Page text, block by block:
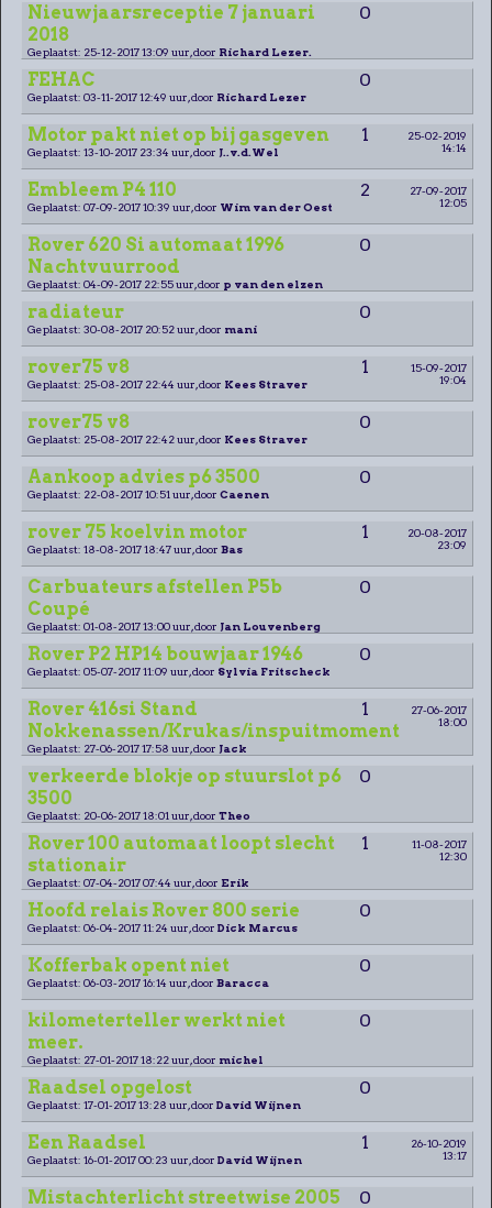
Nieuwjaarsreceptie 7 januari
2018
0
Geplaatst: 25-12-2017 13:09 uur, door Richard Lezer.
FEHAC 0
Geplaatst: 03-11-2017 12:49 uur, door Richard Lezer
Motor pakt niet op bij gasgeven 1
25-02-2019
14:14
Geplaatst: 13-10-2017 23:34 uur, door J..v.d.Wel
Embleem P4 110 2
27-09-2017
12:05
Geplaatst: 07-09-2017 10:39 uur, door Wim van der Oest
Rover 620 Si automaat 1996
Nachtvuurrood
0
Geplaatst: 04-09-2017 22:55 uur, door p van den elzen
radiateur 0
Geplaatst: 30-08-2017 20:52 uur, door mani
rover75 v8 1
15-09-2017
19:04
Geplaatst: 25-08-2017 22:44 uur, door Kees Straver
rover75 v8 0
Geplaatst: 25-08-2017 22:42 uur, door Kees Straver
Aankoop advies p6 3500 0
Geplaatst: 22-08-2017 10:51 uur, door Caenen
rover 75 koelvin motor 1
20-08-2017
23:09
Geplaatst: 18-08-2017 18:47 uur, door Bas
Carbuateurs afstellen P5b
Coupé
0
Geplaatst: 01-08-2017 13:00 uur, door Jan Louvenberg
Rover P2 HP14 bouwjaar 1946 0
Geplaatst: 05-07-2017 11:09 uur, door Sylvia Fritscheck
Rover 416si Stand
Nokkenassen/Krukas/inspuitmoment
1
27-06-2017
18:00
Geplaatst: 27-06-2017 17:58 uur, door Jack
verkeerde blokje op stuurslot p6
3500
0
Geplaatst: 20-06-2017 18:01 uur, door Theo
Rover 100 automaat loopt slecht
stationair
1
11-08-2017
12:30
Geplaatst: 07-04-2017 07:44 uur, door Erik
Hoofd relais Rover 800 serie 0
Geplaatst: 06-04-2017 11:24 uur, door Dick Marcus
Kofferbak opent niet 0
Geplaatst: 06-03-2017 16:14 uur, door Baracca
kilometerteller werkt niet
meer.
0
Geplaatst: 27-01-2017 18:22 uur, door michel
Raadsel opgelost 0
Geplaatst: 17-01-2017 13:28 uur, door David Wijnen
Een Raadsel 1
26-10-2019
13:17
Geplaatst: 16-01-2017 00:23 uur, door David Wijnen
Mistachterlicht streetwise 2005 0